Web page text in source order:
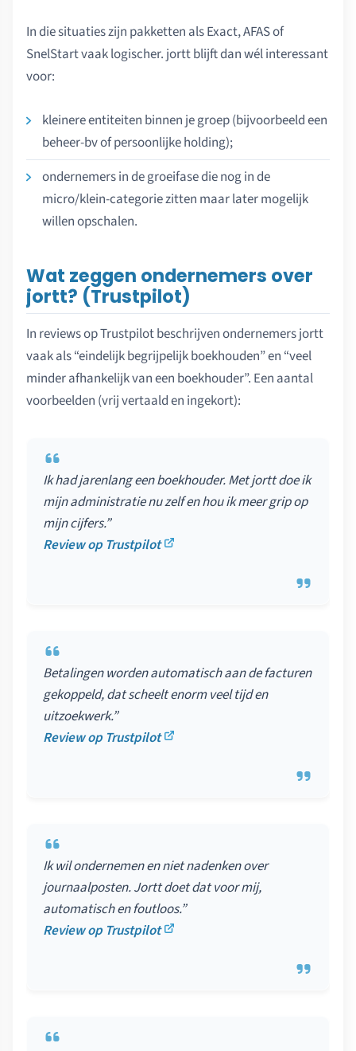
In die situaties zijn pakketten als Exact, AFAS of
SnelStart vaak logischer. jortt blijft dan wél interessant
voor:
kleinere entiteiten binnen je groep (bijvoorbeeld een
beheer-bv of persoonlijke holding);
ondernemers in de groeifase die nog in de
micro/klein-categorie zitten maar later mogelijk
willen opschalen.
Wat zeggen ondernemers over
jortt? (Trustpilot)
In reviews op Trustpilot beschrijven ondernemers jortt
vaak als “eindelijk begrijpelijk boekhouden” en “veel
minder afhankelijk van een boekhouder”. Een aantal
voorbeelden (vrij vertaald en ingekort):
Ik had jarenlang een boekhouder. Met jortt doe ik
mijn administratie nu zelf en hou ik meer grip op
mijn cijfers.”
Review op Trustpilot
Betalingen worden automatisch aan de facturen
gekoppeld, dat scheelt enorm veel tijd en
uitzoekwerk.”
Review op Trustpilot
Ik wil ondernemen en niet nadenken over
journaalposten. Jortt doet dat voor mij,
automatisch en foutloos.”
Review op Trustpilot